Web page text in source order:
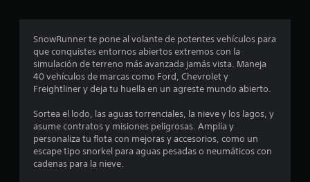
r
o
m
e
d
i
SnowRunner te pone al volante de potentes vehículos para
que conquistes entornos abiertos extremos con la
simulación de terreno más avanzada jamás vista. Maneja
40 vehículos de marcas como Ford, Chevrolet y
Freightliner y deja tu huella en un agreste mundo abierto.
Sortea el lodo, las aguas torrenciales, la nieve y los lagos, y
asume contratos y misiones peligrosas. Amplía y
personaliza tu flota con mejoras y accesorios, como un
escape tipo snorkel para aguas pesadas o neumáticos con
cadenas para la nieve.